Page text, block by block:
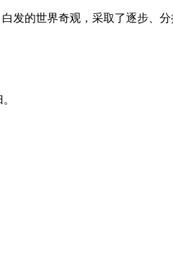
发的世界奇观，采取了逐步、